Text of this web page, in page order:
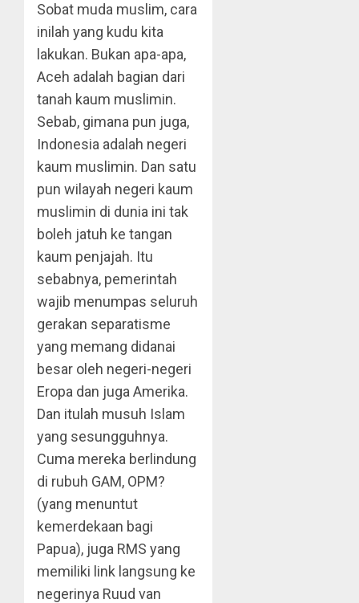
Sobat muda muslim, cara
inilah yang kudu kita
lakukan. Bukan apa-apa,
Aceh adalah bagian dari
tanah kaum muslimin.
Sebab, gimana pun juga,
Indonesia adalah negeri
kaum muslimin. Dan satu
pun wilayah negeri kaum
muslimin di dunia ini tak
boleh jatuh ke tangan
kaum penjajah. Itu
sebabnya, pemerintah
wajib menumpas seluruh
gerakan separatisme
yang memang didanai
besar oleh negeri-negeri
Eropa dan juga Amerika.
Dan itulah musuh Islam
yang sesungguhnya.
Cuma mereka berlindung
di rubuh GAM, OPM?
(yang menuntut
kemerdekaan bagi
Papua), juga RMS yang
memiliki link langsung ke
negerinya Ruud van